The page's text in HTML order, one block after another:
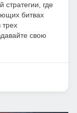
стратегии, где
битвах
трех
свою